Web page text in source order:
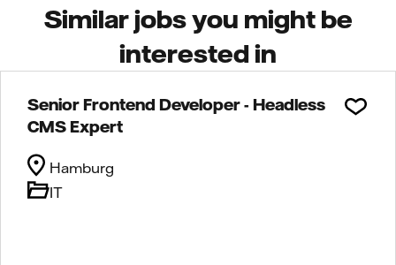
Similar jobs you might be
interested in
Senior Frontend Developer - Headless
CMS Expert
IT
Hamburg